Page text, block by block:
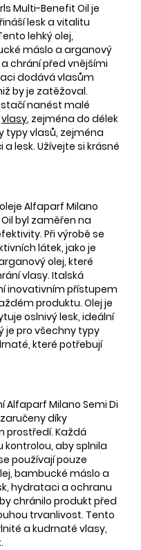
Multi-Benefit Oil je
lesk a vitalitu
lehký olej,
máslo a arganový
chrání před vnějšími
dodává vlasům
by je zatěžoval.
nanést malé
vlasy, zejména do délek
typy vlasů, zejména
lesk. Užívejte si krásné
Alfaparf Milano
byl zaměřen na
Při výrobě se
látek, jako je
olej, které
vlasy. Italská
inovativním přístupem
produktu. Olej je
oslnivý lesk, ideální
je pro všechny typy
které potřebují
Milano Semi Di
díky
prostředí. Každá
kontrolou, aby splnila
používají pouze
bambucké máslo a
hydrataci a ochranu
chránilo produkt před
trvanlivost. Tento
a kudrnaté vlasy,